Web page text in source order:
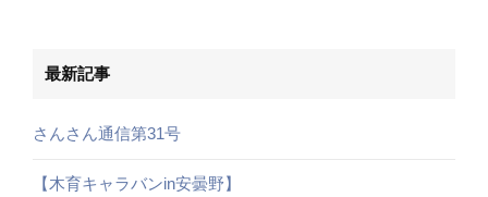
最新記事
さんさん通信第31号
【木育キャラバンin安曇野】